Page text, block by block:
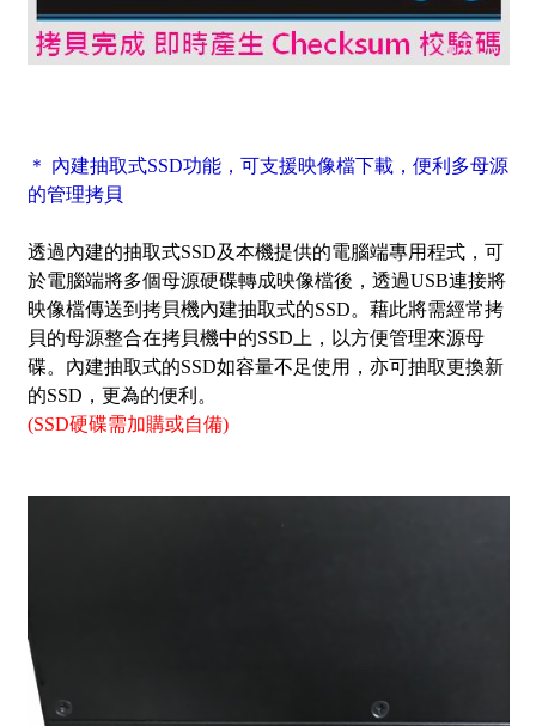
＊ 內建抽取式SSD功能，可支援映像檔下載，便利多母源
的管理拷貝
透過內建的抽取式SSD及本機提供的電腦端專用程式，可
於電腦端將多個母源硬碟轉成映像檔後，透過USB連接將
映像檔傳送到拷貝機內建抽取式的SSD。藉此將需經常拷
貝的母源整合在拷貝機中的SSD上，以方便管理來源母
碟。內建抽取式的SSD如容量不足使用，亦可抽取更換新
的SSD，更為的便利。
(SSD硬碟需加購或自備)